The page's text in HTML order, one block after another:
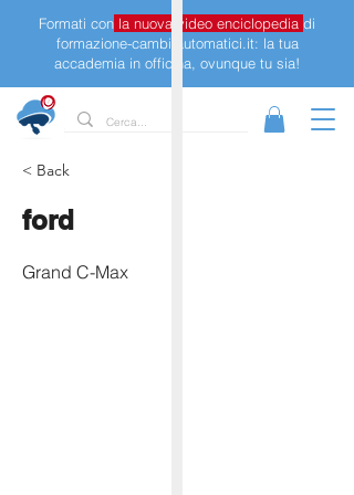
Formati con la nuova video enciclopedia di
formazione-cambi-automatici.it: la tua
accademia in officina, ovunque tu sia!
< Back
ford
Grand C-Max